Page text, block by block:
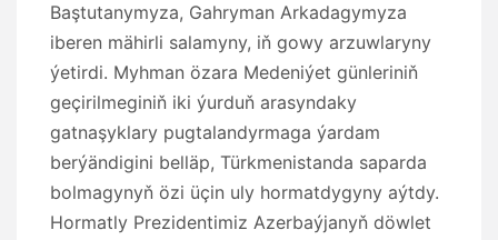
Baştutanymyza, Gahryman Arkadagymyza
iberen mähirli salamyny, iň gowy arzuwlaryny
ýetirdi. Myhman özara Medeniýet günleriniň
geçirilmeginiň iki ýurduň arasyndaky
gatnaşyklary pugtalandyrmaga ýardam
berýändigini belläp, Türkmenistanda saparda
bolmagynyň özi üçin uly hormatdygyny aýtdy.
Hormatly Prezidentimiz Azerbaýjanyň döwlet